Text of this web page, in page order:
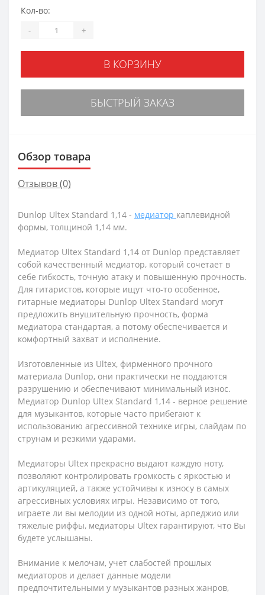
Кол-во:
- +
В КОРЗИНУ
БЫСТРЫЙ ЗАКАЗ
Обзор товара
Отзывов (0)
Dunlop Ultex Standard 1,14 - медиатор каплевидной
формы, толщиной 1,14 мм.
Медиатор Ultex Standard 1,14 от Dunlop представляет
собой качественный медиатор, который сочетает в
себе гибкость, точную атаку и повышенную прочность.
Для гитаристов, которые ищут что-то особенное,
гитарные медиаторы Dunlop Ultex Standard могут
предложить внушительную прочность, форма
медиатора стандартая, а потому обеспечивается и
комфортный захват и исполнение.
Изготовленные из Ultex, фирменного прочного
материала Dunlop, они практически не поддаются
разрушению и обеспечивают минимальный износ.
Медиатор Dunlop Ultex Standard 1,14 - верное решение
для музыкантов, которые часто прибегают к
использованию агрессивной технике игры, слайдам по
струнам и резкими ударами.
Медиаторы Ultex прекрасно выдают каждую ноту,
позволяют контролировать громкость с яркостью и
артикуляцией, а также устойчивы к износу в самых
агрессивных условиях игры. Независимо от того,
играете ли вы мелодии из одной ноты, арпеджио или
тяжелые риффы, медиаторы Ultex гарантируют, что Вы
будете услышаны.
Внимание к мелочам, учет слабостей прошлых
медиаторов и делает данные модели
предпочтительными у музыкантов разных жанров,